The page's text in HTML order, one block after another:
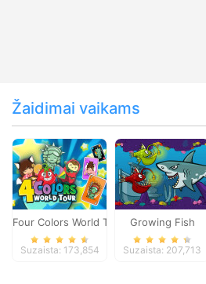
Žaidimai vaikams
Four Colors World Tour
Suzaista: 173,854
Growing Fish
Suzaista: 207,713